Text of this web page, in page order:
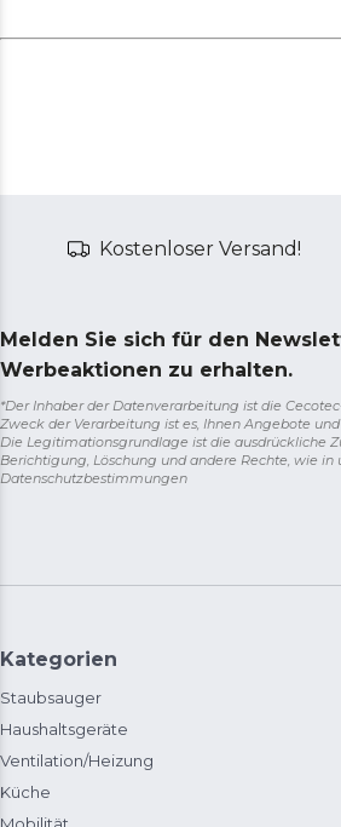
Kostenloser Versand!
Melden Sie sich für den
Werbeaktionen zu erhalten.
*Der Inhaber der Datenverarbeitung ist die
Zweck der Verarbeitung ist es, Ihnen Angebote
Die Legitimationsgrundlage ist die ausdrückliche
Berichtigung, Löschung und andere Rechte, wie
Datenschutzbestimmungen
Kategorien
Staubsauger
Haushaltsgeräte
Ventilation/Heizung
Küche